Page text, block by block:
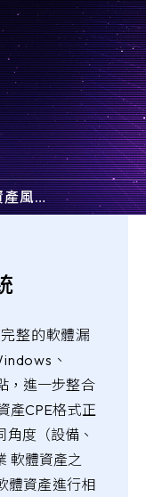
產風險
統
整的軟體漏
、
，進一步整合
產CPE格式正
度（設備、
軟體資產之
體資產進行相